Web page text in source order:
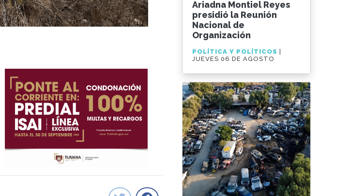
Ariadna Montiel Reyes
presidió la Reunión
Nacional de
Organización
POLÍTICA Y POLÍTICOS
JUEVES 06 DE AGOSTO